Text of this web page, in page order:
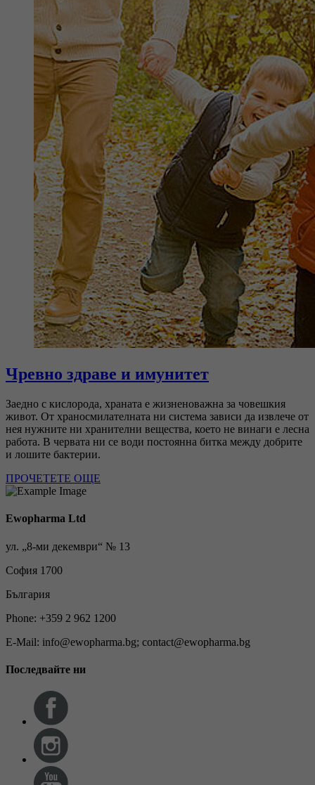
Чревно здраве и имунитет
Заедно с кислорода, храната е жизненоважна за човешкия
живот. От храносмилателната ни система зависи да извлече от
нея нужните ни хранителни вещества, което не винаги е лесна
работа. В червата ни се води постоянна битка между добрите
и лошите бактерии.
ПРОЧЕТЕТЕ ОЩЕ
Ewopharma Ltd
ул. „8-ми декември“ № 13
София 1700
България
Phone: +359 2 962 1200
E-Mail: info@ewopharma.bg; contact@ewopharma.bg
Последвайте ни